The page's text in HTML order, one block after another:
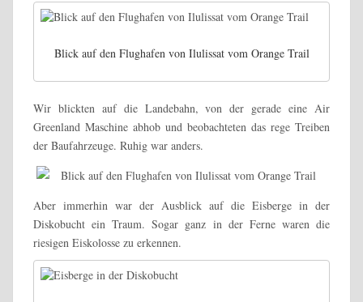
Blick auf den Flughafen von Ilulissat vom Orange Trail
Wir blickten auf die Landebahn, von der gerade eine Air
Greenland Maschine abhob und beobachteten das rege Treiben
der Baufahrzeuge. Ruhig war anders.
Aber immerhin war der Ausblick auf die Eisberge in der
Diskobucht ein Traum. Sogar ganz in der Ferne waren die
riesigen Eiskolosse zu erkennen.